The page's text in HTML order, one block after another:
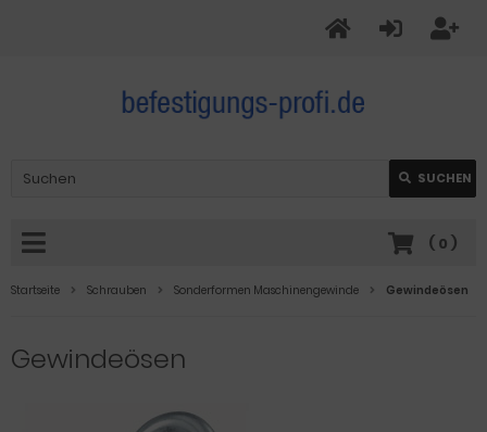
SUCHEN
( 0 )
Startseite Schrauben Sonderformen Maschinengewinde Gewindeösen
Gewindeösen